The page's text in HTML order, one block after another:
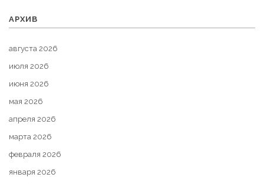
АРХИВ
августа 2026
июля 2026
июня 2026
мая 2026
апреля 2026
марта 2026
февраля 2026
января 2026